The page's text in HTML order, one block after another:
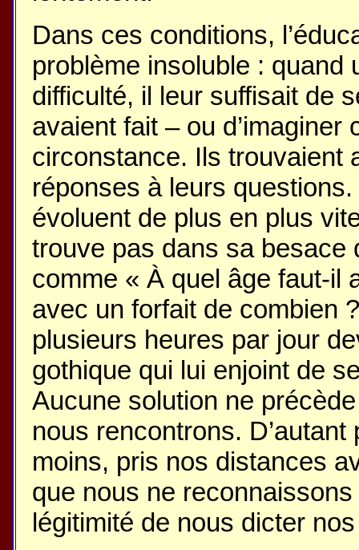
Dans ces conditions,
problème insoluble : quand
difficulté, il leur suffisait de
avaient fait – ou d’imaginer
circonstance. Ils trouvaient
réponses à leurs
évoluent de plus en plus
trouve pas dans sa besace
comme « À quel âge faut-il
avec un forfait de combien
plusieurs heures par jour
gothique qui lui enjoint de
Aucune solution ne
nous rencontrons.
moins, pris nos distances
que nous ne
légitimité de nous dicter